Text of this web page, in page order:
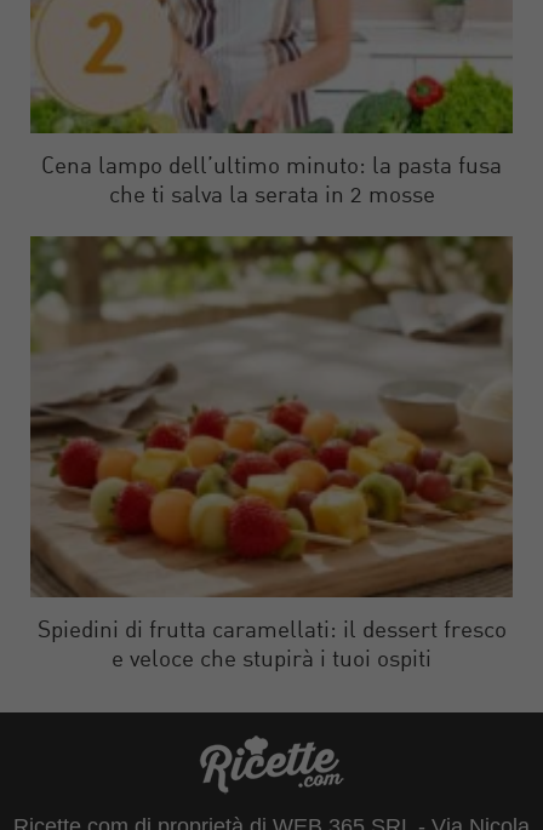
Cena lampo dell’ultimo minuto: la pasta fusa
che ti salva la serata in 2 mosse
Spiedini di frutta caramellati: il dessert fresco
e veloce che stupirà i tuoi ospiti